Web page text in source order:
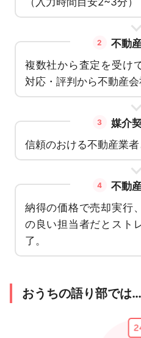
2
不動
複数社から査定を受け
対応・評判から不動産会
3
媒介
信頼のおける不動産業者
4
不動
納得の価格で売却実行
の良い担当者だとスト
了。
おうちの語り部では…